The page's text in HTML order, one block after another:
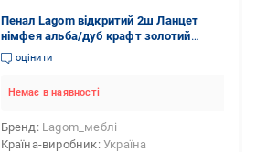
Пенал Lagom відкритий 2ш Ланцет
німфея альба/дуб крафт золотий
2000х637х407 мм
оцінити
Немає в наявності
Бренд Lagom_меблі
Країна-виробник Україна